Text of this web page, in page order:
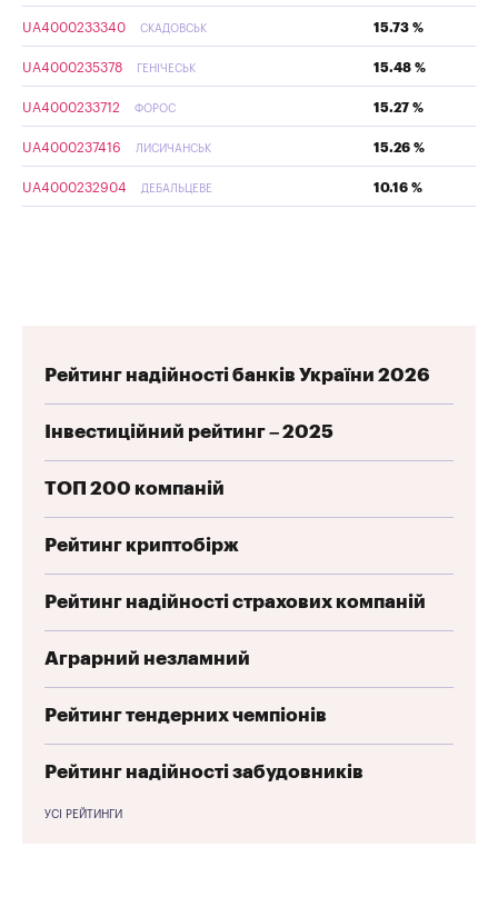
UA4000233340 СКАДОВСЬК 15.73 %
UA4000235378 ГЕНІЧЕСЬК 15.48 %
UA4000233712 ФОРОС 15.27 %
UA4000237416 ЛИСИЧАНСЬК 15.26 %
UA4000232904 ДЕБАЛЬЦЕВЕ 10.16 %
Рейтинг надійності банків України 2026
Інвестиційний рейтинг – 2025
ТОП 200 компаній
Рейтинг криптобірж
Рейтинг надійності страхових компаній
Аграрний незламний
Рейтинг тендерних чемпіонів
Рейтинг надійності забудовників
УСІ РЕЙТИНГИ